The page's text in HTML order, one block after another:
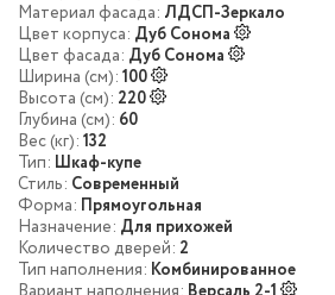
Материал фасада: ЛДСП-Зеркало
Цвет корпуса: Дуб Сонома
Цвет фасада: Дуб Сонома
Ширина (см): 100
Высота (см): 220
Глубина (см): 60
Вес (кг): 132
Тип: Шкаф-купе
Стиль: Современный
Форма: Прямоугольная
Назначение: Для прихожей
Количество дверей: 2
Тип наполнения: Комбинированное